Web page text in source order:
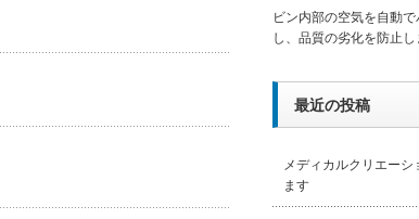
ビン内部の空気を自動
し、品質の劣化を防止し
最近の投稿
メディカルクリエー
ます